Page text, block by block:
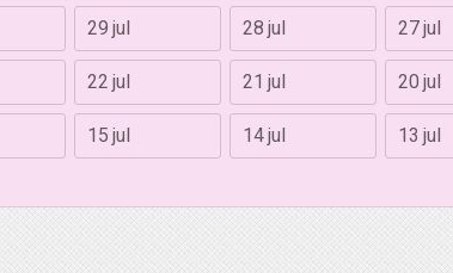
29 jul 28 jul 27 jul
22 jul 21 jul 20 jul
15 jul 14 jul 13 jul